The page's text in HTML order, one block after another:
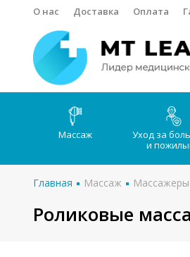
О нас Доставка Оплата
Массаж
Уход за
и
Главная Массаж
Роликовые